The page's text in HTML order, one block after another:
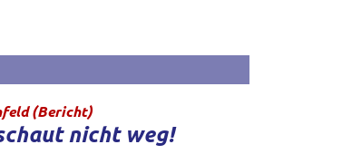
(Bericht):
nicht weg!